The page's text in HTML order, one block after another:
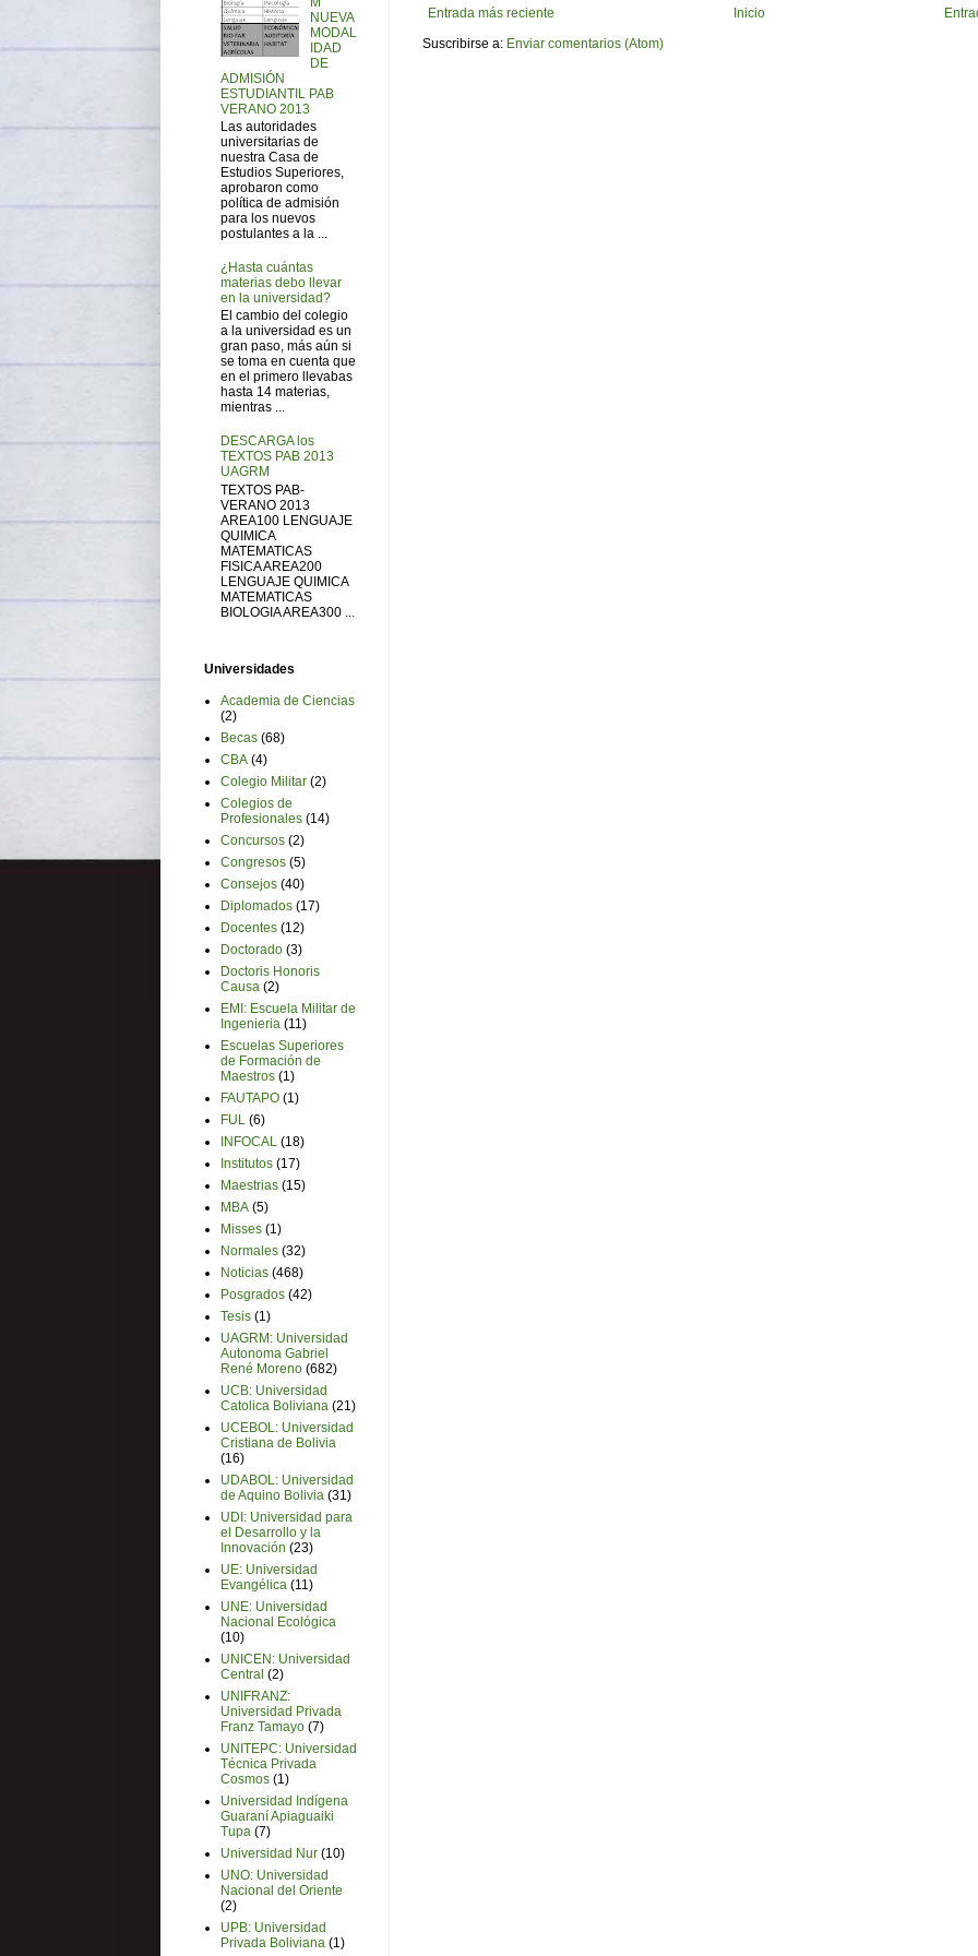
Entrada más reciente
Inicio
Suscribirse a: Enviar comentarios (Atom)
NUEVA
MODAL
IDAD
DE
ADMISIÓN
ESTUDIANTIL PAB
VERANO 2013
Las autoridades
universitarias de
nuestra Casa de
Estudios Superiores,
aprobaron como
política de admisión
para los nuevos
postulantes a la ...
¿Hasta cuántas
materias debo llevar
en la universidad?
El cambio del colegio
a la universidad es un
gran paso, más aún si
se toma en cuenta que
en el primero llevabas
hasta 14 materias,
mientras ...
DESCARGA los
TEXTOS PAB 2013
UAGRM
TEXTOS PAB-
VERANO 2013
AREA100 LENGUAJE
QUIMICA
MATEMATICAS
FISICA AREA200
LENGUAJE QUIMICA
MATEMATICAS
BIOLOGIA AREA300 ...
Universidades
Academia de Ciencias
(2)
Becas (68)
CBA (4)
Colegio Militar (2)
Colegios de
Profesionales (14)
Concursos (2)
Congresos (5)
Consejos (40)
Diplomados (17)
Docentes (12)
Doctorado (3)
Doctoris Honoris
Causa (2)
EMI: Escuela Militar de
Ingenieria (11)
Escuelas Superiores
de Formación de
Maestros (1)
FAUTAPO (1)
FUL (6)
INFOCAL (18)
Institutos (17)
Maestrias (15)
MBA (5)
Misses (1)
Normales (32)
Noticias (468)
Posgrados (42)
Tesis (1)
UAGRM: Universidad
Autonoma Gabriel
René Moreno (682)
UCB: Universidad
Catolica Boliviana (21)
UCEBOL: Universidad
Cristiana de Bolivia
(16)
UDABOL: Universidad
de Aquino Bolivia (31)
UDI: Universidad para
el Desarrollo y la
Innovación (23)
UE: Universidad
Evangélica (11)
UNE: Universidad
Nacional Ecológica
(10)
UNICEN: Universidad
Central (2)
UNIFRANZ:
Universidad Privada
Franz Tamayo (7)
UNITEPC: Universidad
Técnica Privada
Cosmos (1)
Universidad Indígena
Guaraní Apiaguaiki
Tupa (7)
Universidad Nur (10)
UNO: Universidad
Nacional del Oriente
(2)
UPB: Universidad
Privada Boliviana (1)